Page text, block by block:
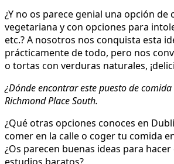
¿Y no os parece genial una opción de
vegetariana y con opciones para
etc.? A nosotros nos conquista esta
prácticamente de todo, pero nos
o tortas con verduras naturales,
¿Dónde encontrar este puesto de comida
Richmond Place South.
¿Qué otras opciones conoces en
comer en la calle o coger tu comida
¿Os parecen buenas ideas para hacer